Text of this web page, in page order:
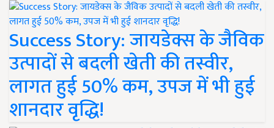
Success Story: जायडेक्स के जैविक
उत्पादों से बदली खेती की तस्वीर,
लागत हुई 50% कम, उपज में भी हुई
शानदार वृद्धि!